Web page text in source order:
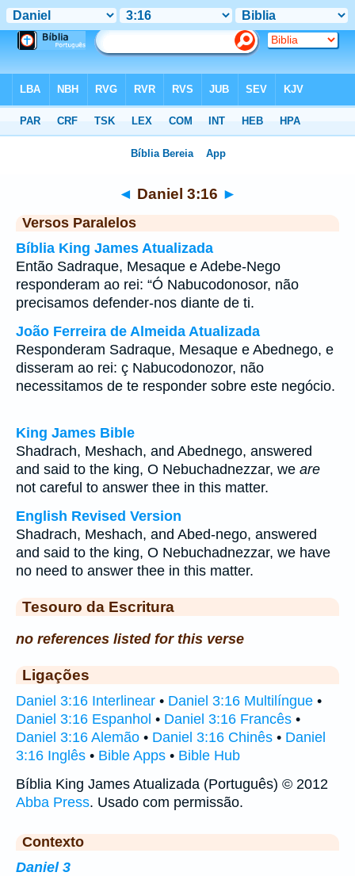
◄ Daniel 3:16 ►
Versos Paralelos
Bíblia King James Atualizada
Então Sadraque, Mesaque e Adebe-Nego
responderam ao rei: “Ó Nabucodonosor, não
precisamos defender-nos diante de ti.
João Ferreira de Almeida Atualizada
Responderam Sadraque, Mesaque e Abednego, e
disseram ao rei: ç Nabucodonozor, não
necessitamos de te responder sobre este negócio.
King James Bible
Shadrach, Meshach, and Abednego, answered
and said to the king, O Nebuchadnezzar, we are
not careful to answer thee in this matter.
English Revised Version
Shadrach, Meshach, and Abed-nego, answered
and said to the king, O Nebuchadnezzar, we have
no need to answer thee in this matter.
Tesouro da Escritura
no references listed for this verse
Ligações
Daniel 3:16 Interlinear • Daniel 3:16 Multilíngue •
Daniel 3:16 Espanhol • Daniel 3:16 Francês •
Daniel 3:16 Alemão • Daniel 3:16 Chinês • Daniel
3:16 Inglês • Bible Apps • Bible Hub
Bíblia King James Atualizada (Português) © 2012
Abba Press. Usado com permissão.
Contexto
Daniel 3